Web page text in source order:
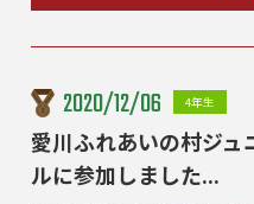
2020/12/06 4年生
愛川ふれあいの村ジュ
ルに参加しました...